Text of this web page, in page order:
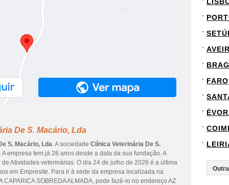
De S. Macário, Lda
S. Macário, Lda. A sociedade Clínica Veterinária De S.
empresa tem já 26 anos desde a data da sua fundação. A
Atividades veterinárias. O dia 24 de julho de 2026 é a última
em Empresite. Para ir à sede da empresa localizada na
SOBREDA ALMADA, pode fazê-lo no endereço AZ
FARO